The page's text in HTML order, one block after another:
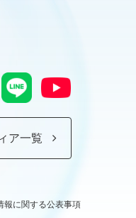
ア一覧
報に関する公表事項